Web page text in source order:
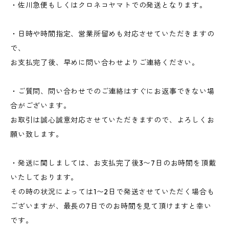
・佐川急便もしくはクロネコヤマトでの発送となります。
・日時や時間指定、営業所留めも対応させていただきますの
で、
お支払完了後、早めに問い合わせよりご連絡ください。
・ご質問、問い合わせでのご連絡はすぐにお返事できない場
合がございます。
お取引は誠心誠意対応させていただきますので、よろしくお
願い致します。
・発送に関しましては、お支払完了後3〜7日のお時間を頂戴
いたしております。
その時の状況によっては1〜2日で発送させていただく場合も
ございますが、最長の7日でのお時間を見て頂けますと幸い
です。